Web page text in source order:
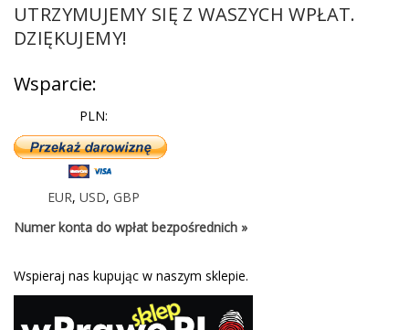
UTRZYMUJEMY SIĘ Z WASZYCH WPŁAT.
DZIĘKUJEMY!
Wsparcie:
PLN:
EUR, USD, GBP
Numer konta do wpłat bezpośrednich »
Wspieraj nas kupując w naszym sklepie.